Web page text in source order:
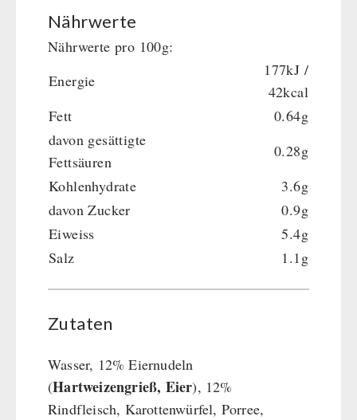
Nährwerte
Nährwerte pro 100g:
Energie
177kJ /
42kcal
Fett
0.64g
davon gesättigte
Fettsäuren
0.28g
Kohlenhydrate
3.6g
davon Zucker
0.9g
Eiweiss
5.4g
Salz
1.1g
Zutaten
Wasser, 12% Eiernudeln
(Hartweizengrieß, Eier), 12%
Rindfleisch, Karottenwürfel, Porree,